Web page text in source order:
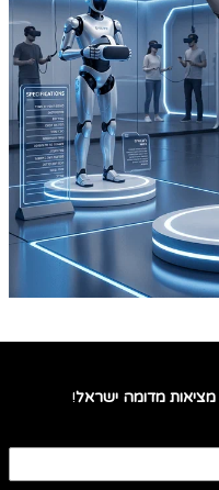
מציאות מדומה ישראל!